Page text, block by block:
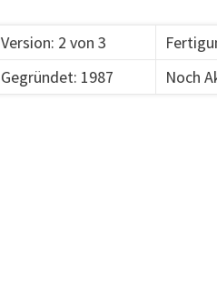
Version: 2 von 3
Gegründet: 1987 Noch